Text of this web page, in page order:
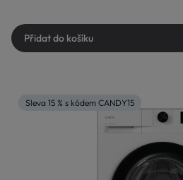
Přidat do košíku
Sleva 15 % s kódem CANDY15